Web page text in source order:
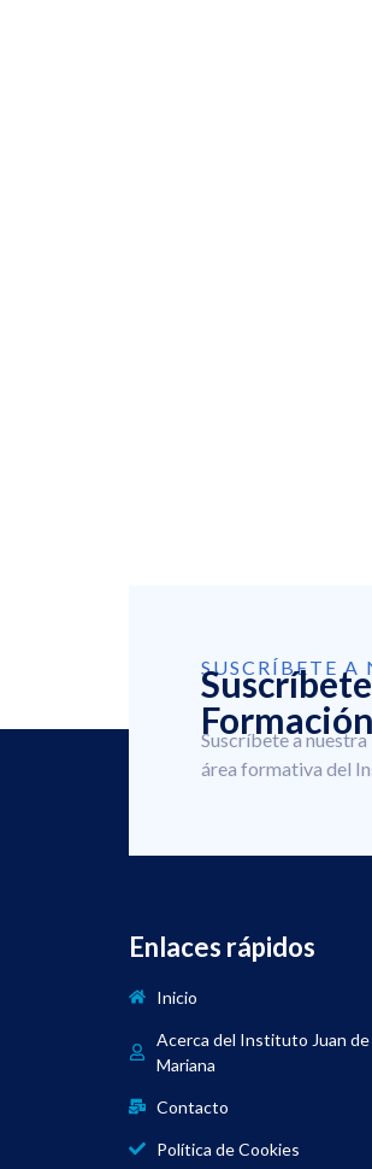
SUSCRÍBETE A
Suscríbete a
área formativa del
Enlaces rápidos
Inicio
Acerca del Instituto Juan de
Mariana
Contacto
Política de Cookies